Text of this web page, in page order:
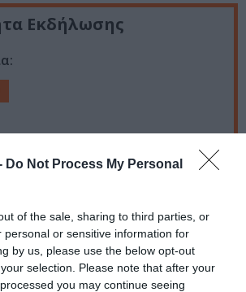
Do Not Process My Personal
of the sale, sharing to third parties, or
personal or sensitive information for
by us, please use the below opt-out
selection. Please note that after your
you may continue seeing
Εκδήλωσης
Αθηνών, Βασ. Σοφίας και Κόκκαλη,
Αθηνών